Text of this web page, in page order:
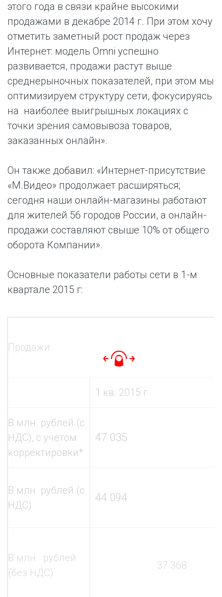
этого года в связи крайне высокими
продажами в декабре 2014 г. При этом хочу
отметить заметный рост продаж через
Интернет: модель Omni успешно
развивается, продажи растут выше
среднерыночных показателей, при этом мы
оптимизируем структуру сети, фокусируясь
на наиболее выигрышных локациях с
точки зрения самовывоза товаров,
заказанных онлайн».
Он также добавил: «Интернет-присутствие
«М.Видео» продолжает расширяться;
сегодня наши онлайн-магазины работают
для жителей 56 городов России, а онлайн-
продажи составляют свыше 10% от общего
оборота Компании».
Основные показатели работы сети в 1-м
квартале 2015 г:
Продажи
1 кв. 2015 г.
В млн. рублей (с
НДС), с учетом
корректировки*
47 035
В млн. рублей (с
НДС)
44 094
В млн. рублей
(без НДС)
37 368